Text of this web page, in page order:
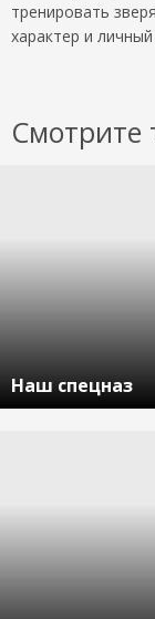
тренировать
характер и
Смотрите
Наш спецназ